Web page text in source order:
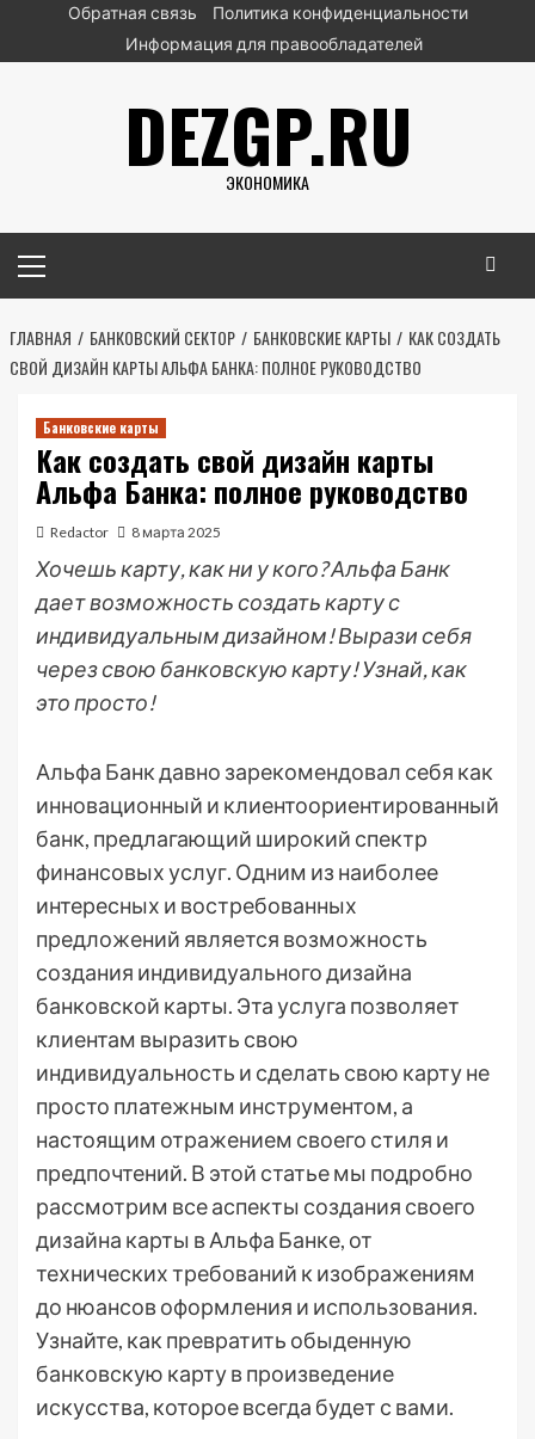
ПерейтиОбратная связь
Политика конфиденциальности
Информация для правообладателей
DEZGP.RU
ЭКОНОМИКА
меню
ГЛАВНАЯ БАНКОВСКИЙ СЕКТОР БАНКОВСКИЕ КАРТЫ
КАК СОЗДАТЬ
СВОЙ ДИЗАЙН КАРТЫ АЛЬФА БАНКА: ПОЛНОЕ РУКОВОДСТВО
Банковские карты
Как создать свой дизайн карты
Альфа Банка: полное руководство
Redactor 8 марта 2025
Хочешь карту, как ни у кого? Альфа Банк
дает возможность создать карту с
индивидуальным дизайном! Вырази себя
через свою банковскую карту! Узнай, как
это просто!
Альфа Банк давно зарекомендовал себя как
инновационный и клиентоориентированный
банк, предлагающий широкий спектр
финансовых услуг. Одним из наиболее
интересных и востребованных
предложений является возможность
создания индивидуального дизайна
банковской карты. Эта услуга позволяет
клиентам выразить свою
индивидуальность и сделать свою карту не
просто платежным инструментом, а
настоящим отражением своего стиля и
предпочтений. В этой статье мы подробно
рассмотрим все аспекты создания своего
дизайна карты в Альфа Банке, от
технических требований к изображениям
до нюансов оформления и использования.
Узнайте, как превратить обыденную
банковскую карту в произведение
искусства, которое всегда будет с вами.